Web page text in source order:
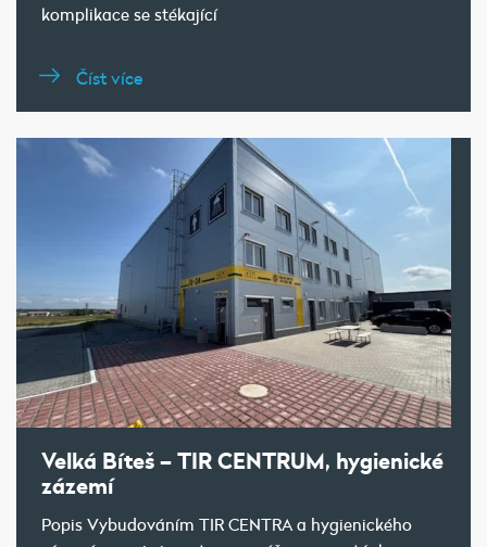
komplikace se stékající
Číst více
Velká Bíteš – TIR CENTRUM, hygienické
zázemí
Popis Vybudováním TIR CENTRA a hygienického